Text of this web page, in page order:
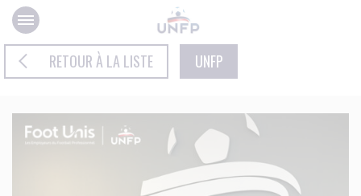
Panneau de gestion des cookies
RETOUR À LA LISTE UNFP